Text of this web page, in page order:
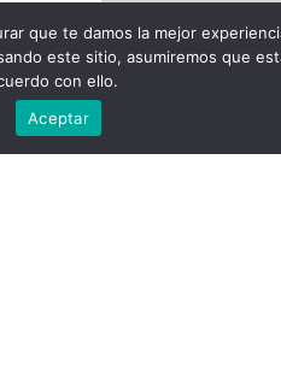
que te damos la mejor
este sitio, asumiremos que
con ello.
Aceptar